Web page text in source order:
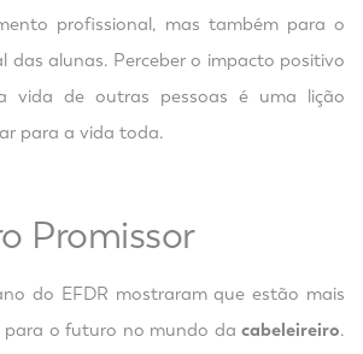
profissional, mas também para o
das alunas. Perceber o impacto positivo
vida de outras pessoas é uma lição
para a vida toda.
Promissor
do EFDR mostraram que estão mais
para o futuro no mundo da cabeleireiro.